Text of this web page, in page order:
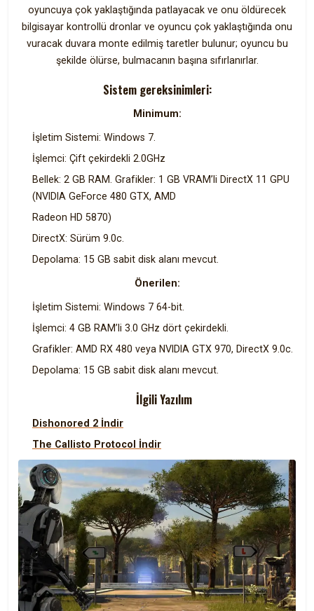
oyuncuya çok yaklaştığında patlayacak ve onu öldürecek
bilgisayar kontrollü dronlar ve oyuncu çok yaklaştığında onu
vuracak duvara monte edilmiş taretler bulunur; oyuncu bu
şekilde ölürse, bulmacanın başına sıfırlanırlar.
Sistem gereksinimleri:
Minimum:
İşletim Sistemi: Windows 7.
İşlemci: Çift çekirdekli 2.0GHz
Bellek: 2 GB RAM. Grafikler: 1 GB VRAM’li DirectX 11 GPU
(NVIDIA GeForce 480 GTX, AMD
Radeon HD 5870)
DirectX: Sürüm 9.0c.
Depolama: 15 GB sabit disk alanı mevcut.
Önerilen:
İşletim Sistemi: Windows 7 64-bit.
İşlemci: 4 GB RAM’li 3.0 GHz dört çekirdekli.
Grafikler: AMD RX 480 veya NVIDIA GTX 970, DirectX 9.0c.
Depolama: 15 GB sabit disk alanı mevcut.
İlgili Yazılım
Dishonored 2 İndir
The Callisto Protocol İndir